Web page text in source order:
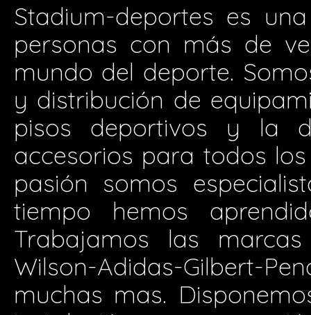
Stadium-deportes es
personas con más de
mundo del deporte.
y distribución de
pisos deportivos y la
accesorios para todos
pasión somos
tiempo hemos
Trabajamos las
Wilson-Adidas-
muchas mas.